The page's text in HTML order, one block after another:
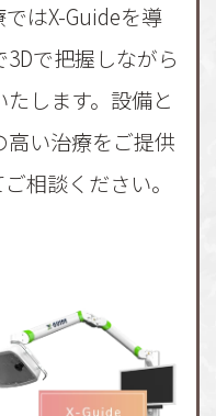
はX-Guideを導
で把握しながら
します。設備と
い治療をご提供
相談ください。